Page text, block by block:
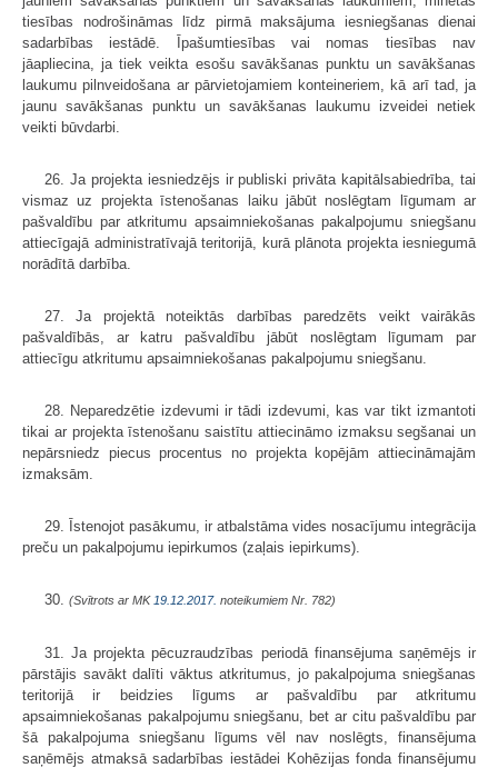
tiesības nodrošināmas līdz pirmā maksājuma iesniegšanas dienai
sadarbības iestādē. Īpašumtiesības vai nomas tiesības nav
jāapliecina, ja tiek veikta esošu savākšanas punktu un savākšanas
laukumu pilnveidošana ar pārvietojamiem konteineriem, kā arī tad, ja
jaunu savākšanas punktu un savākšanas laukumu izveidei netiek
veikti būvdarbi.
26. Ja projekta iesniedzējs ir publiski privāta kapitālsabiedrība, tai
vismaz uz projekta īstenošanas laiku jābūt noslēgtam līgumam ar
pašvaldību par atkritumu apsaimniekošanas pakalpojumu sniegšanu
attiecīgajā administratīvajā teritorijā, kurā plānota projekta iesniegumā
norādītā darbība.
27. Ja projektā noteiktās darbības paredzēts veikt vairākās
pašvaldībās, ar katru pašvaldību jābūt noslēgtam līgumam par
attiecīgu atkritumu apsaimniekošanas pakalpojumu sniegšanu.
28. Neparedzētie izdevumi ir tādi izdevumi, kas var tikt izmantoti
tikai ar projekta īstenošanu saistītu attiecināmo izmaksu segšanai un
nepārsniedz piecus procentus no projekta kopējām attiecināmajām
izmaksām.
29. Īstenojot pasākumu, ir atbalstāma vides nosacījumu integrācija
preču un pakalpojumu iepirkumos (zaļais iepirkums).
30. (Svītrots ar MK 19.12.2017. noteikumiem Nr. 782)
31. Ja projekta pēcuzraudzības periodā finansējuma saņēmējs ir
pārstājis savākt dalīti vāktus atkritumus, jo pakalpojuma sniegšanas
teritorijā ir beidzies līgums ar pašvaldību par atkritumu
apsaimniekošanas pakalpojumu sniegšanu, bet ar citu pašvaldību par
šā pakalpojuma sniegšanu līgums vēl nav noslēgts, finansējuma
saņēmējs atmaksā sadarbības iestādei Kohēzijas fonda finansējumu